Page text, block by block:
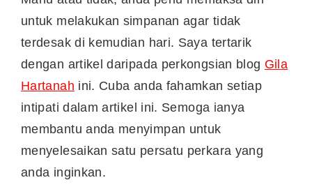
untuk melakukan simpanan agar tidak
terdesak di kemudian hari. Saya tertarik
dengan artikel daripada perkongsian blog Gila
Hartanah ini. Cuba anda fahamkan setiap
intipati dalam artikel ini. Semoga ianya
membantu anda menyimpan untuk
menyelesaikan satu persatu perkara yang
anda inginkan.